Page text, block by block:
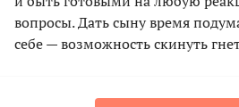
вопросы. Дать сыну время
себе — возможность скинуть